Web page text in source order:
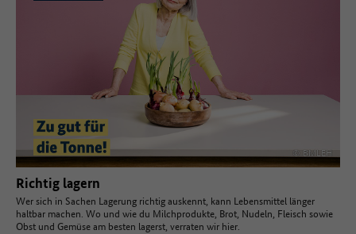
© BMLEH
Richtig lagern
Wer sich in Sachen Lagerung richtig auskennt, kann Lebensmittel länger
haltbar machen. Wo und wie du Milchprodukte, Brot, Nudeln, Fleisch sowie
Obst und Gemüse am besten lagerst, verraten wir hier.